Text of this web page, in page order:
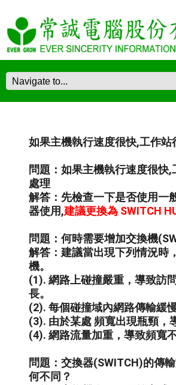
如果主機執行速度很快,工作站
問題：如果主機執行速度很快,
處理
解答：先檢查一下是否使用一
器使用,建議更換為 SWITCH
問題：何時需要增加交換機
解答：建議當出現下列情況時
機。
(1). 網路上碰撞嚴重，導致訪
長。
(2). 每個碰撞域內網路傳輸緩慢
(3). 由於某處 頻寬出現瓶頸，
(4). 網路流量加重，導致頻寬不
問題：交換器(SWITCH)的傳
何不同？